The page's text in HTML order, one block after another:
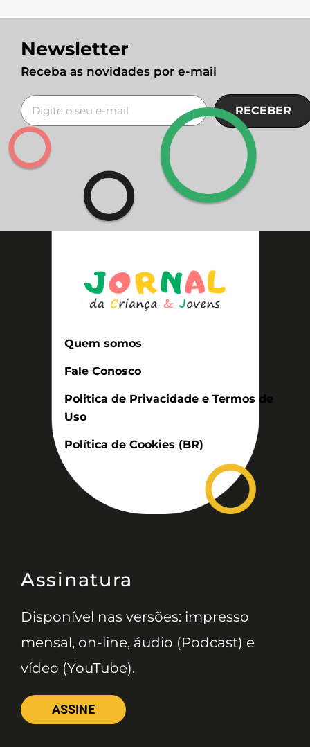
Newsletter
Receba as novidades por e-mail
RECEBER
Quem somos
Fale Conosco
Politica de Privacidade e Termos de
Uso
Política de Cookies (BR)
Assinatura
Disponível nas versões: impresso
mensal, on-line, áudio (Podcast) e
vídeo (YouTube).
ASSINE